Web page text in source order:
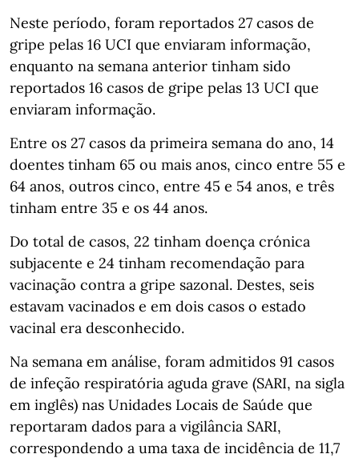
Neste período, foram reportados 27 casos de
gripe pelas 16 UCI que enviaram informação,
enquanto na semana anterior tinham sido
reportados 16 casos de gripe pelas 13 UCI que
enviaram informação.
Entre os 27 casos da primeira semana do ano, 14
doentes tinham 65 ou mais anos, cinco entre 55 e
64 anos, outros cinco, entre 45 e 54 anos, e três
tinham entre 35 e os 44 anos.
Do total de casos, 22 tinham doença crónica
subjacente e 24 tinham recomendação para
vacinação contra a gripe sazonal. Destes, seis
estavam vacinados e em dois casos o estado
vacinal era desconhecido.
Na semana em análise, foram admitidos 91 casos
de infeção respiratória aguda grave (SARI, na sigla
em inglês) nas Unidades Locais de Saúde que
reportaram dados para a vigilância SARI,
correspondendo a uma taxa de incidência de 11,7